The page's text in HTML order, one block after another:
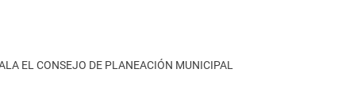
EL CONSEJO DE PLANEACIÓN MUNICIPAL